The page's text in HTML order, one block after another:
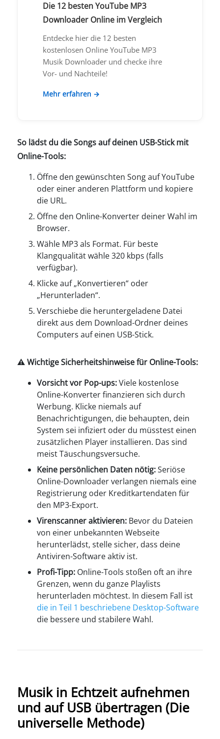
Die 12 besten YouTube MP3
Downloader Online im Vergleich
Entdecke hier die 12 besten
kostenlosen Online YouTube MP3
Musik Downloader und checke ihre
Vor- und Nachteile!
Mehr erfahren →
So lädst du die Songs auf deinen USB-Stick mit
Online-Tools:
Öffne den gewünschten Song auf YouTube
oder einer anderen Plattform und kopiere
die URL.
Öffne den Online-Konverter deiner Wahl im
Browser.
Wähle MP3 als Format. Für beste
Klangqualität wähle 320 kbps (falls
verfügbar).
Klicke auf „Konvertieren“ oder
„Herunterladen“.
Verschiebe die heruntergeladene Datei
direkt aus dem Download-Ordner deines
Computers auf einen USB-Stick.
⚠ Wichtige Sicherheitshinweise für Online-Tools:
Vorsicht vor Pop-ups:Viele kostenlose
Online-Konverter finanzieren sich durch
Werbung. Klicke niemals auf
Benachrichtigungen, die behaupten, dein
System sei infiziert oder du müsstest einen
zusätzlichen Player installieren. Das sind
meist Täuschungsversuche.
Keine persönlichen Daten nötig:Seriöse
Online-Downloader verlangen niemals eine
Registrierung oder Kreditkartendaten für
den MP3-Export.
Virenscanner aktivieren: Bevor du Dateien
von einer unbekannten Webseite
herunterlädst, stelle sicher, dass deine
Antiviren-Software aktiv ist.
Profi-Tipp: Online-Tools stoßen oft an ihre
Grenzen, wenn du ganze Playlists
herunterladen möchtest. In diesem Fall ist
die in Teil 1 beschriebene Desktop-Software
die bessere und stabilere Wahl.
Musik in Echtzeit aufnehmen
und auf USB übertragen (Die
universelle Methode)